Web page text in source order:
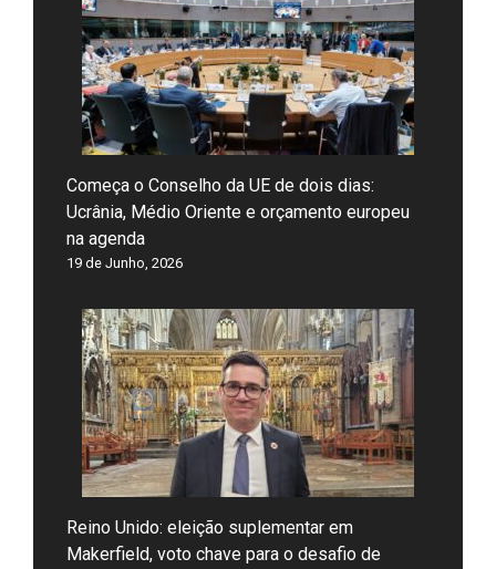
Começa o Conselho da UE de dois dias:
Ucrânia, Médio Oriente e orçamento europeu
na agenda
19 de Junho, 2026
Reino Unido: eleição suplementar em
Makerfield, voto chave para o desafio de